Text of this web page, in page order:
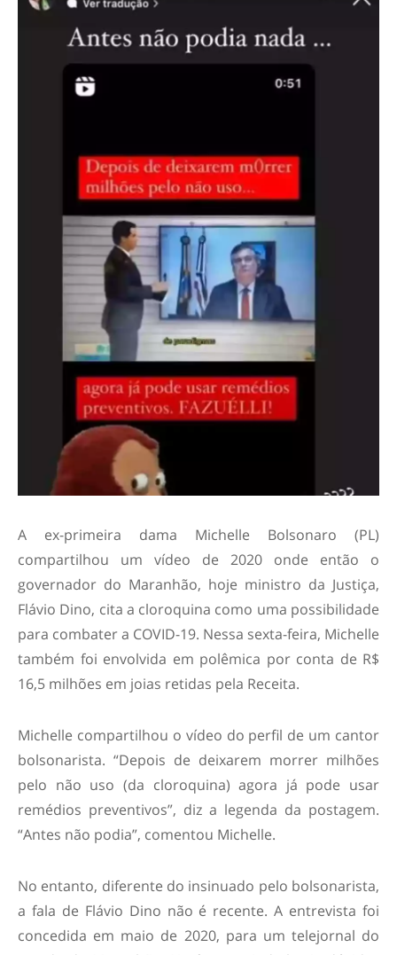
A ex-primeira dama Michelle Bolsonaro (PL)
compartilhou um vídeo de 2020 onde então o
governador do Maranhão, hoje ministro da Justiça,
Flávio Dino, cita a cloroquina como uma possibilidade
para combater a COVID-19. Nessa sexta-feira, Michelle
também foi envolvida em polêmica por conta de R$
16,5 milhões em joias retidas pela Receita.
Michelle compartilhou o vídeo do perfil de um cantor
bolsonarista. “Depois de deixarem morrer milhões
pelo não uso (da cloroquina) agora já pode usar
remédios preventivos”, diz a legenda da postagem.
“Antes não podia”, comentou Michelle.
No entanto, diferente do insinuado pelo bolsonarista,
a fala de Flávio Dino não é recente. A entrevista foi
concedida em maio de 2020, para um telejornal do